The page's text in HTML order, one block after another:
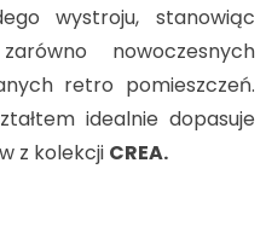
wystroju, stanowiąc
nowoczesnych
retro pomieszczeń.
idealnie dopasuje
z kolekcji CREA.